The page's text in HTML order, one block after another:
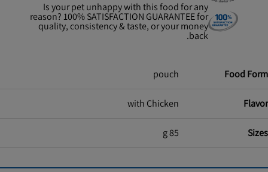
Is your pet unhappy with this food for any
reason? 100% SATISFACTION GUARANTEE for
quality, consistency & taste, or your money
back.
Food Form
pouch
Flavor
with Chicken
Sizes
85 g